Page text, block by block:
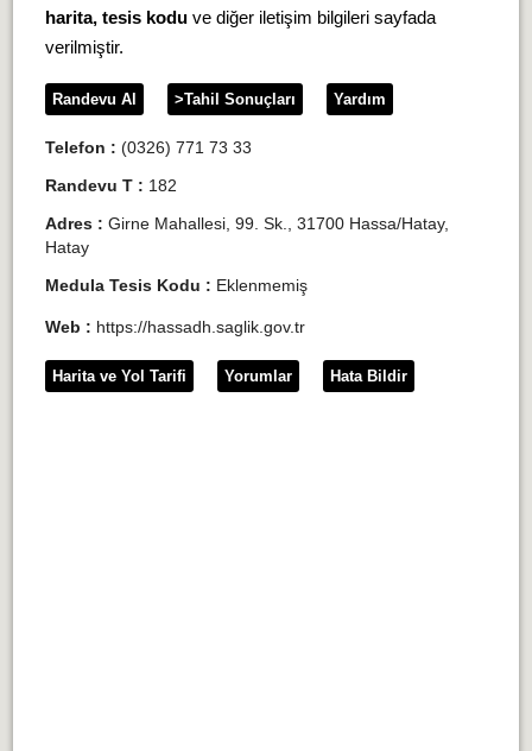
harita, tesis koduve diğer iletişim bilgileri sayfada
verilmiştir.
Randevu Al >Tahil Sonuçları Yardım
Telefon : (0326) 771 73 33
Randevu T : 182
Adres : Girne Mahallesi, 99. Sk., 31700 Hassa/Hatay,
Hatay
Medula Tesis Kodu : Eklenmemiş
Web : https://hassadh.saglik.gov.tr
Harita ve Yol Tarifi Yorumlar Hata Bildir